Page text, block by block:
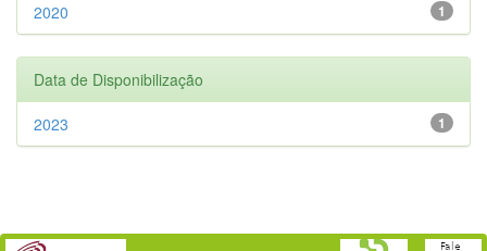
1
2020
Data de Disponibilização
1
2023